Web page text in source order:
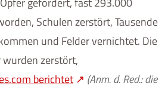
Schulen zerstört, Tausende
und Felder vernichtet. Die
zerstört,
berichtet
(Anm. d. Red.: die